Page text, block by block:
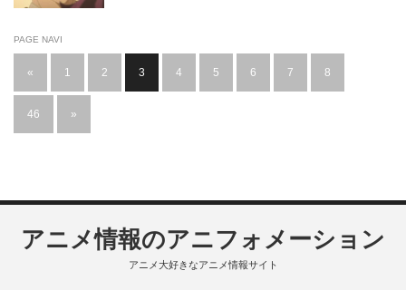
PAGE NAVI
« 1 2 3 4 5 6 7 8
46 »
アニメ情報のアニフォメーション
アニメ大好きなアニメ情報サイト